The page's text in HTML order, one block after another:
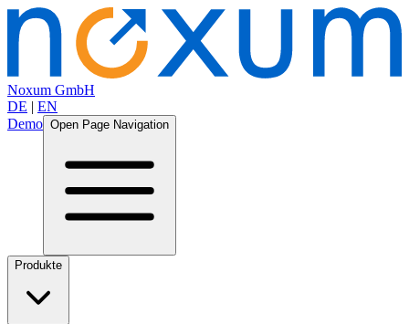
Noxum GmbH
DE | EN
Demo Open Page Navigation
Produkte